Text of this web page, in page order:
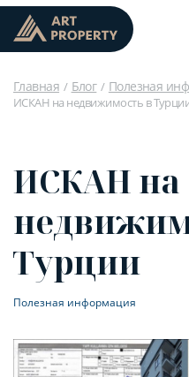
Главная Блог Полезная
ИСКАН на недвижимость в
ИСКАН на
Турции
Полезная информация